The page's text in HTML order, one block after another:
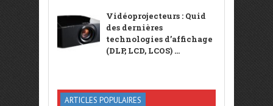
Vidéoprojecteurs : Quid
des dernières
technologies d’affichage
(DLP, LCD, LCOS) ...
ARTICLES POPULAIRES